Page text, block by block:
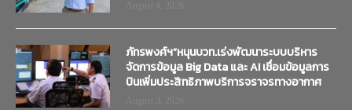
ภัทรพงศ์ฯ”หนุนบวท.เร่งพัฒนาระบบบริหาร
จัดการข้อมูล Big Data และ AI เชื่อมข้อมูลการ
บินเพิ่มประสิทธิภาพบริการจราจรทางอากาศ